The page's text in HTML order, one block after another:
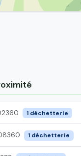
1 déchetterie
1 déchetterie